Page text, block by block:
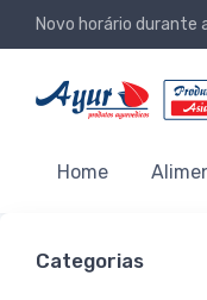
Novo horário durante
Home
Categorias